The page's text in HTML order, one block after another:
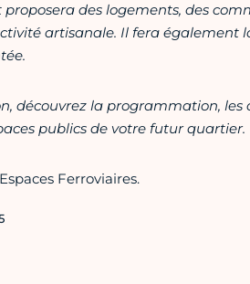
des logements, des
artisanale. Il fera
découvrez la programmation,
publics de votre futur quartier.
Ferroviaires.